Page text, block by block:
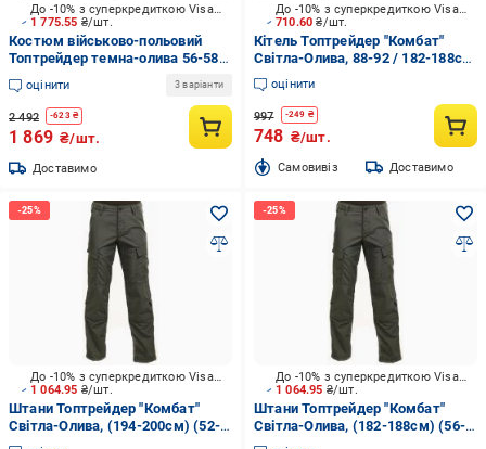
1 775.55 ₴/шт.
До -10% з суперкредиткою Visa Вигода
Костюм військово-польовий
Топтрейдер темна-олива 56-58р
/ 182-188 см (Широкий Воріт)
р.XLоцінити 3 варіанти
2 492 -623₴
1 869 ₴/шт.
Доставимо
710.60₴/шт.
До -10% з суперкредиткою Visa Вигода
Кітель Топтрейдер "Комбат"
Світла-Олива, 88-92 / 182-188cм
р.S
оцінити
997 -249 ₴
748 ₴/шт.
Cамовивіз Доставимо
1 064.95 ₴/шт.
До -10% з суперкредиткою Visa Вигода
Штани Топтрейдер "Комбат"
Світла-Олива, (194-200см) (52-
54 р) р.L
1 064.95 ₴/шт.
До -10% з суперкредиткою Visa Вигода
Штани Топтрейдер "Комбат"
Світла-Олива, (182-188см) (56-
58 р) р.XL